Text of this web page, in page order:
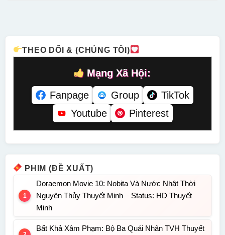
THEO DÕI & (CHÚNG TÔI)
Mạng Xã Hội:
Fanpage
Group
TikTok
Youtube
Pinterest
PHIM (ĐỀ XUẤT)
Doraemon Movie 10: Nobita Và Nước Nhật Thời
Nguyên Thủy Thuyết Minh – Status: HD Thuyết
Minh
Bất Khả Xâm Phạm: Bộ Ba Quái Nhân TVH Thuyết